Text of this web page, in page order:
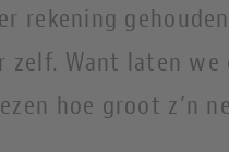
rekening
Want laten
hoe groot z’n